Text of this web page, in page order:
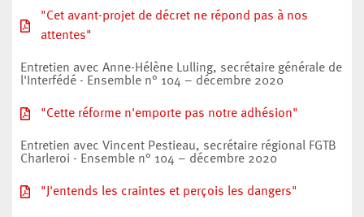
"Cet avant-projet de décret ne répond pas à nos
attentes"
Entretien avec Anne-Hélène Lulling, secrétaire générale de
l'Interfédé - Ensemble n° 104 – décembre 2020
"Cette réforme n'emporte pas notre adhésion"
Entretien avec Vincent Pestieau, secrétaire régional FGTB
Charleroi - Ensemble n° 104 – décembre 2020
"J'entends les craintes et perçois les dangers"